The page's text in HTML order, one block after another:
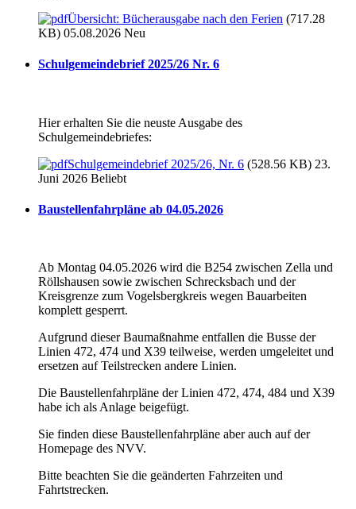
Übersicht: Bücherausgabe nach den Ferien (717.28
KB) 05.08.2026 Neu
Schulgemeindebrief 2025/26 Nr. 6
Hier erhalten Sie die neuste Ausgabe des
Schulgemeindebriefes:
Schulgemeindebrief 2025/26, Nr. 6 (528.56 KB) 23.
Juni 2026 Beliebt
Baustellenfahrpläne ab 04.05.2026
Ab Montag 04.05.2026 wird die B254 zwischen Zella und
Röllshausen sowie zwischen Schrecksbach und der
Kreisgrenze zum Vogelsbergkreis wegen Bauarbeiten
komplett gesperrt.
Aufgrund dieser Baumaßnahme entfallen die Busse der
Linien 472, 474 und X39 teilweise, werden umgeleitet und
ersetzen auf Teilstrecken andere Linien.
Die Baustellenfahrpläne der Linien 472, 474, 484 und X39
habe ich als Anlage beigefügt.
Sie finden diese Baustellenfahrpläne aber auch auf der
Homepage des NVV.
Bitte beachten Sie die geänderten Fahrzeiten und
Fahrtstrecken.